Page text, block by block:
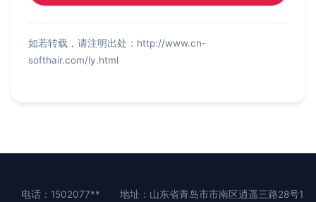
如若转载，请注明出处：http://www.cn-
softhair.com/ly.html
电话：1502077** 地址：山东省青岛市市南区逍遥三路28号1